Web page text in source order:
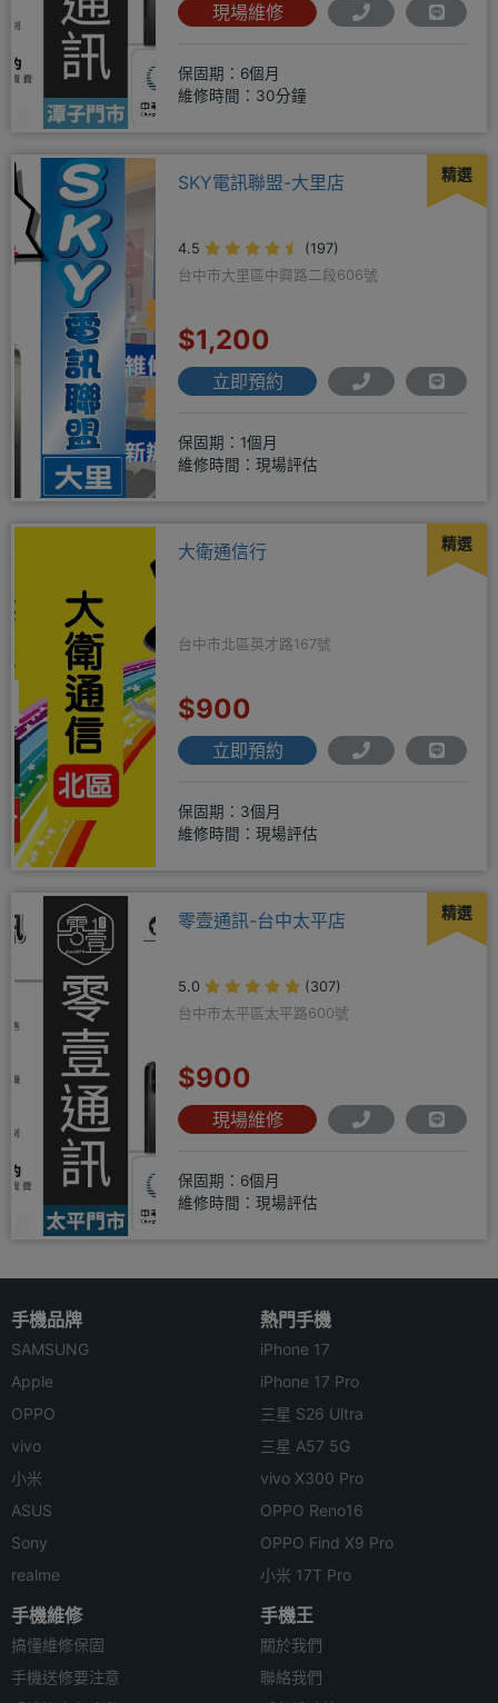
現場維修
保固期：6個月
維修時間：30分鐘
精選
SKY電訊聯盟-大里店
4.5
(197)
台中市大里區中興路二段606號
$1,200
立即預約
保固期：1個月
維修時間：現場評估
精選
大衛通信行
台中市北區英才路167號
$900
立即預約
保固期：3個月
維修時間：現場評估
精選
零壹通訊-台中太平店
5.0
(307)
台中市太平區太平路600號
$900
現場維修
保固期：6個月
維修時間：現場評估
手機品牌
SAMSUNG
Apple
OPPO
vivo
小米
ASUS
Sony
realme
熱門手機
iPhone 17
iPhone 17 Pro
三星 S26 Ultra
三星 A57 5G
vivo X300 Pro
OPPO Reno16
OPPO Find X9 Pro
小米 17T Pro
手機維修
搞懂維修保固
手機送修要注意
手機王
關於我們
聯絡我們